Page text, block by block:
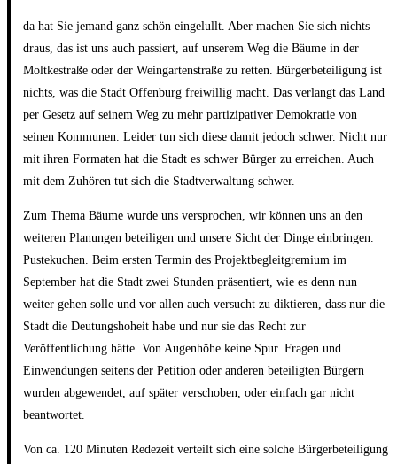
da hat Sie jemand ganz schön eingelullt. Aber machen Sie sich nichts
draus, das ist uns auch passiert, auf unserem Weg die Bäume in der
Moltkestraße oder der Weingartenstraße zu retten. Bürgerbeteiligung ist
nichts, was die Stadt Offenburg freiwillig macht. Das verlangt das Land
per Gesetz auf seinem Weg zu mehr partizipativer Demokratie von
seinen Kommunen. Leider tun sich diese damit jedoch schwer. Nicht nur
mit ihren Formaten hat die Stadt es schwer Bürger zu erreichen. Auch
mit dem Zuhören tut sich die Stadtverwaltung schwer.
Zum Thema Bäume wurde uns versprochen, wir können uns an den
weiteren Planungen beteiligen und unsere Sicht der Dinge einbringen.
Pustekuchen. Beim ersten Termin des Projektbegleitgremium im
September hat die Stadt zwei Stunden präsentiert, wie es denn nun
weiter gehen solle und vor allen auch versucht zu diktieren, dass nur die
Stadt die Deutungshoheit habe und nur sie das Recht zur
Veröffentlichung hätte. Von Augenhöhe keine Spur. Fragen und
Einwendungen seitens der Petition oder anderen beteiligten Bürgern
wurden abgewendet, auf später verschoben, oder einfach gar nicht
beantwortet.
Von ca. 120 Minuten Redezeit verteilt sich eine solche Bürgerbeteiligung